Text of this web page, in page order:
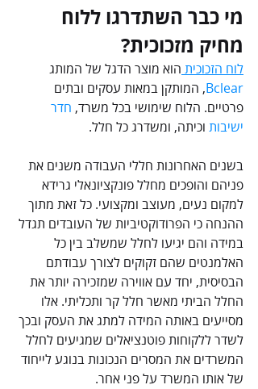
מי כבר השתדרגו ללוח
מחיק מזכוכית?
לוח הזכוכית הוא מוצר הדגל של המותג
Bclear, המותקן במאות עסקים ובתים
פרטיים. הלוח שימושי בכל משרד, חדר
ישיבות וכיתה, ומשדרג כל חלל.
בשנים האחרונות חללי העבודה משנים את
פניהם והופכים מחלל פונקציונאלי גרידא
למקום נעים, מעוצב ומקצועי. כל זאת מתוך
ההנחה כי הפרודוקטיביות של העובדים תגדל
במידה והם יגיעו לחלל שמשלב בין כל
האלמנטים שהם זקוקים לצורך עבודתם
הבסיסית, יחד עם אווירה שמזכירה יותר את
החלל הביתי מאשר חלל קר ותכליתי. אלו
מסייעים באותה המידה למתג את העסק ובכך
לשדר ללקוחות פוטנציאלים שמגיעים לחלל
המשרדים את המסרים הנכונות בנוגע לייחוד
של אותו המשרד על פני אחר.